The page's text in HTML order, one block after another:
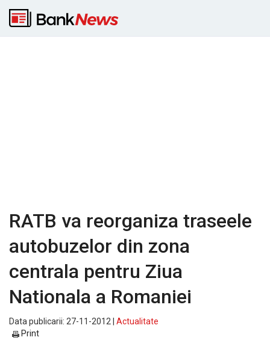
RATB va reorganiza traseele
autobuzelor din zona
centrala pentru Ziua
Nationala a Romaniei
Data publicarii: 27-11-2012 | Actualitate
Print